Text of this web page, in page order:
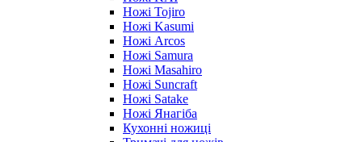
Ножі Tojiro
Ножі Kasumi
Ножі Arcos
Ножі Samura
Ножі Masahiro
Ножі Suncraft
Ножі Satake
Ножі Янагіба
Кухонні ножиці